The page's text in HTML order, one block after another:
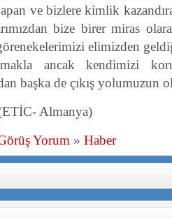
ve bizlere kimlik
bize birer miras
elimizden
ancak kendimizi
başka de çıkış yolumuzun
Almanya)
Yorum » Haber